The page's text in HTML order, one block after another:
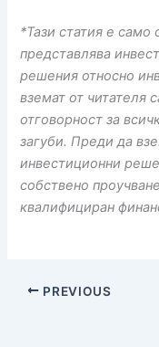
*Тази статия е
представлява
решения относно
вземат от читателя
отговорност за
загуби. Преди да
инвестиционни
собствено
квалифициран
PREVIOUS